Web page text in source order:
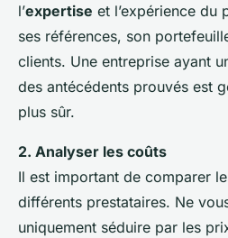
l’expertise et l’expérience du
ses références, son
clients. Une entreprise ayant
des antécédents prouvés est
plus sûr.
2. Analyser les coûts
Il est important de comparer
différents prestataires. Ne
uniquement séduire par les